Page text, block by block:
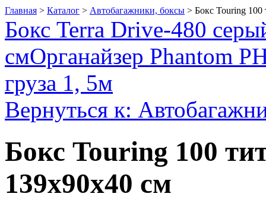
Главная > Каталог > Автобагажники, боксы > Бокс Touring 100
Бокс Terra Drive-480
смОрганайзер Phantom
груза 1, 5м
Вернуться к:
Бокс Touring 100
139х90х40 см